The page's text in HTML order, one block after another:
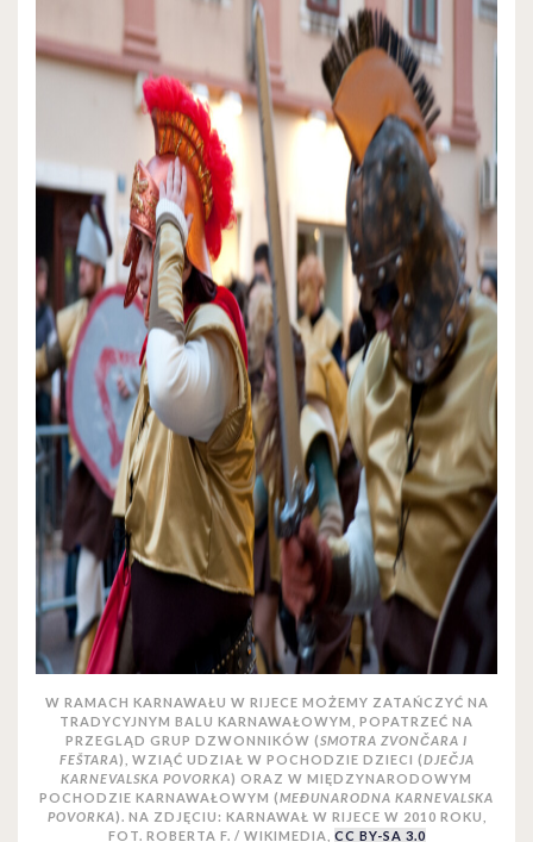
W RAMACH KARNAWAŁU W RIJECE MOŻEMY ZATAŃCZYĆ NA
TRADYCYJNYM BALU KARNAWAŁOWYM, POPATRZEĆ NA
PRZEGLĄD GRUP DZWONNIKÓW (SMOTRA ZVONČARA I
FEŠTARA), WZIĄĆ UDZIAŁ W POCHODZIE DZIECI (DJEČJA
KARNEVALSKA POVORKA) ORAZ W MIĘDZYNARODOWYM
POCHODZIE KARNAWAŁOWYM (MEĐUNARODNA KARNEVALSKA
POVORKA). NA ZDJĘCIU: KARNAWAŁ W RIJECE W 2010 ROKU,
FOT. ROBERTA F. / WIKIMEDIA, CC BY-SA 3.0